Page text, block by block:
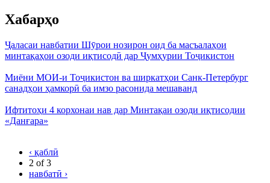
Хабарҳо
Ҷаласаи навбатии Шӯрои нозирон оид ба масъалаҳои
минтақаҳои озоди иқтисодӣ дар Ҷумҳурии Тоҷикистон
Миёни МОИ-и Тоҷикистон ва ширкатҳои Санк-Петербург
санадҳои ҳамкорӣ ба имзо расонида мешаванд
Ифтитоҳи 4 корхонаи нав дар Минтақаи озоди иқтисодии
«Данғара»
‹ қаблӣ
2 of 3
навбатӣ ›